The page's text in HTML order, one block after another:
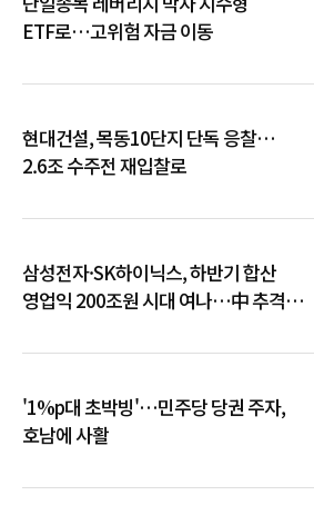
ETF로…고위험 자금 이동
현대건설, 목동10단지 단독 응찰…
2.6조 수주전 재입찰로
삼성전자·SK하이닉스, 하반기 합산
영업익 200조원 시대 여나…中 추격은
'1%p대 초박빙'…민주당 당권 주자,
호남에 사활